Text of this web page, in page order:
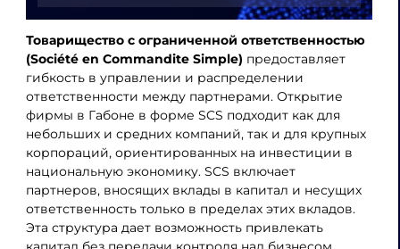
Товарищество с ограниченной ответственностью
(Société en Commandite Simple) предоставляет
гибкость в управлении и распределении
ответственности между партнерами. Открытие
фирмы в Габоне в форме SCS подходит как для
небольших и средних компаний, так и для крупных
корпораций, ориентированных на инвестиции в
национальную экономику. SCS включает
партнеров, вносящих вклады в капитал и несущих
ответственность только в пределах этих вкладов.
Эта структура дает возможность привлекать